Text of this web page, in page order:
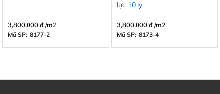
3,800,000₫/m2
Mã SP: 8177-2
lực 10 ly
3,800,000₫/m2
Mã SP: 8173-4